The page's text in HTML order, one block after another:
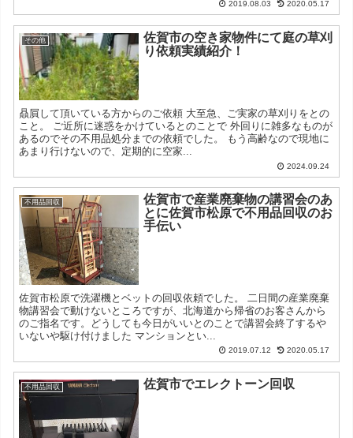
2019.08.03 2020.05.17
その他
佐賀市の空き家物件にて庭の草刈
り依頼実績紹介！
贔屓して頂いている方からのご依頼 大至急、ご実家の草刈りをとの
こと。 ご近所に迷惑をかけているとのことで 外回りに雑多なものが
あるのでその不用品処分までの依頼でした。 もう高齢なので現地に
あまり行けないので、定期的に空家...
2024.09.24
不用品回収
佐賀市で産業廃棄物の講習会のあ
とに佐賀市松原で不用品回収のお
手伝い
佐賀市松原で洗濯機とベットの回収依頼でした。 二日間の産業廃棄
物講習会で動けないところですが、北海道から帰省のお客さんから
のご指名です。どうしても今日がいいとのことで講習会終了するや
いないや駆け付けました マンションとい...
2019.07.12 2020.05.17
不用品回収 佐賀市でエレクトーン回収